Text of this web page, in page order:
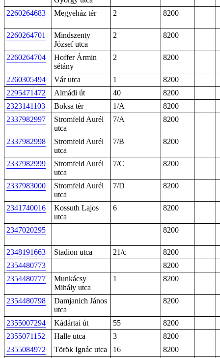
2260264683
Megyeház tér 2 8200
2260264701
Mindszenty
József utca
2 8200
2260264704
Hoffer Ármin
sétány
2 8200
2260305494 Vár utca 1
8200
2295471472
Almádi út 40
8200
2323141103
Boksa tér 1/A
8200
2337982997
Stromfeld Aurél
utca
7/A 8200
2337982998
Stromfeld Aurél
utca
7/B 8200
2337982999
Stromfeld Aurél
utca
7/C 8200
2337983000
Stromfeld Aurél
utca
7/D 8200
2341740016
Kossuth Lajos
utca
6 8200
2347020295 8200
2348191663 Stadion utca 21/c
8200
2354480773
8200
2354480777
Munkácsy
Mihály utca
1 8200
2354480798
Damjanich János
utca
8200
2355007294 Kádártai út 55
8200
2355071152
Halle utca 3
8200
2355084972
Török Ignác utca 16
8200